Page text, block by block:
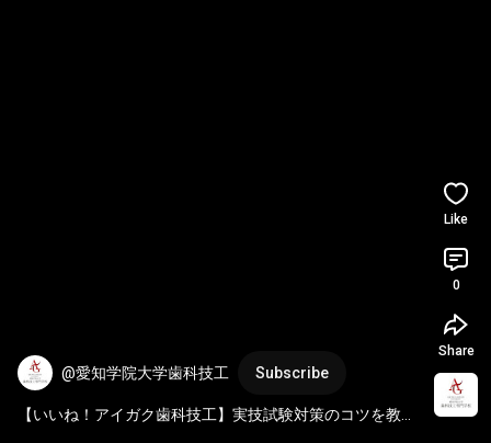
@愛知学院大学歯科技工 Subscribe
【いいね！アイガク歯科技工】実技試験対策のコツを教え
Like
0
Share